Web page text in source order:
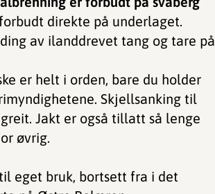
direkte på underlaget.
av ilanddrevet tang og tare på
er helt i orden, bare du holder
Skjellsanking til
Jakt er også tillatt så lenge
øvrig.
eget bruk, bortsett fra i det